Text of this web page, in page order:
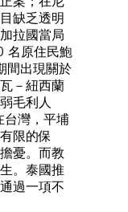
缺乏透明
拉國當局
名原住民鮑
間出現關於
－紐西蘭
毛利人
台灣，平埔
限的保
憂。而教
。泰國推
過一項不